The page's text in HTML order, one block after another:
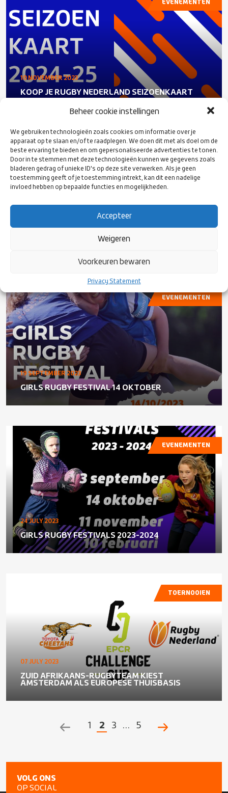
Beheer cookie instellingen
We gebruiken technologieën zoals cookies om informatie over je
apparaat op te slaan en/of te raadplegen. We doen dit met als doel om de
beste ervaring te bieden en om gepersonaliseerde advertenties te tonen.
Door in te stemmen met deze technologieën kunnen we gegevens zoals
bladeren gedrag of unieke ID's op deze site verwerken. Als je geen
toestemming geeft of je toestemming intrekt, kan dit een nadelige
invloed hebben op bepaalde functies en mogelijkheden.
Accepteer
Weigeren
Voorkeuren bewaren
Privacy Statement
10 NOVEMBER 2023
KOOP JE RUGBY NEDERLAND SEIZOENKAART
EVENEMENTEN
TOYOTA CHEETAHS VOLLEDIG UITVERKOCHT!
EVENEMENTEN
19 SEPTEMBER 2023
GIRLS RUGBY FESTIVAL 14 OKTOBER
EVENEMENTEN
24 JULY 2023
GIRLS RUGBY FESTIVALS 2023-2024
EVENEMENTEN
07 JULY 2023
ZUID AFRIKAANS-RUGBYTEAM KIEST
AMSTERDAM ALS EUROPESE THUISBASIS
TOERNOOIEN
POSTS1 2 3 … 5
VOLG ONS
OP SOCIAL